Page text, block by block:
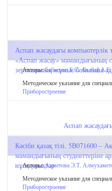
Аспап жасаудағы компьютерлік
«Аспап жасау» мамандығының
зертханалық жұмыс бойынша
Авторы:Байкенов Б.С.Аязбай А.Е.
Методическое указание для
Приборостроение
Аспап
Кәсіби қазақ тілі. 5В071600 –
мамандығының студенттеріне
нұсқаулықтар
Авторы:Ахметова Э.Т.
Методическое указание для
Приборостроение